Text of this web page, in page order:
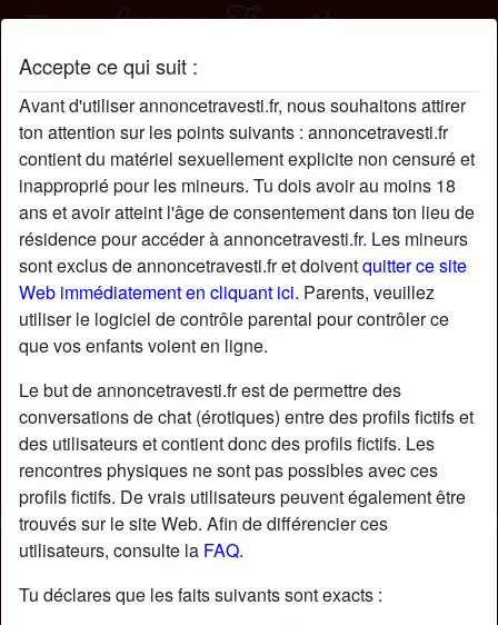
Accepte ce qui suit :
Avant d'utiliser annoncetravesti.fr, nous souhaitons attirer
ton attention sur les points suivants : annoncetravesti.fr
contient du matériel sexuellement explicite non censuré et
inapproprié pour les mineurs. Tu dois avoir au moins 18
ans et avoir atteint l'âge de consentement dans ton lieu de
résidence pour accéder à annoncetravesti.fr. Les mineurs
sont exclus de annoncetravesti.fr et doiventquitter ce site
Web immédiatement en cliquant ici. Parents, veuillez
utiliser le logiciel de contrôle parental pour contrôler ce
que vos enfants voient en ligne.
Le but de annoncetravesti.fr est de permettre des
conversations de chat (érotiques) entre des profils fictifs et
des utilisateurs et contient donc des profils fictifs. Les
rencontres physiques ne sont pas possibles avec ces
profils fictifs. De vrais utilisateurs peuvent également être
trouvés sur le site Web. Afin de différencier ces
utilisateurs, consulte la FAQ.
Tu déclares que les faits suivants sont exacts :
NoémieBouhier profil
starAjouter chatDiscuter !
Nickname:
Âge:
31